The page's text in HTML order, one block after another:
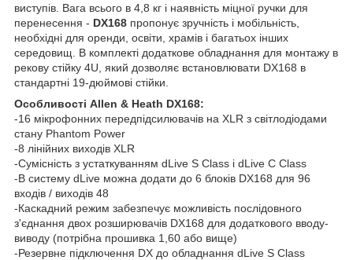
виступів. Вага всього в 4,8 кг і наявність міцної ручки для
перенесення - DX168 пропонує зручність і мобільність,
необхідні для оренди, освіти, храмів і багатьох інших
середовищ. В комплекті додаткове обладнання для монтажу в
рекову стійку 4U, який дозволяє встановлювати DX168 в
стандартні 19-дюймові стійки.
Особливості Allen & Heath DX168:
-16 мікрофонних передпідсилювачів на XLR з світлодіодами
стану Phantom Power
-8 лінійних виходів XLR
-Сумісність з устаткуванням dLive S Class і dLive C Class
-В систему dLive можна додати до 6 блоків DX168 для 96
входів / виходів 48
-Каскадний режим забезпечує можливість послідовного
з'єднання двох розширювачів DX168 для додаткового вводу-
виводу (потрібна прошивка 1,60 або вище)
-Резервне підключення DX до обладнання dLive S Class